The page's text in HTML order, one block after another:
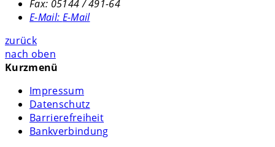
Fax: 05144 / 491-64
E-Mail: E-Mail
zurück
nach oben
Kurzmenü
Impressum
Datenschutz
Barrierefreiheit
Bankverbindung